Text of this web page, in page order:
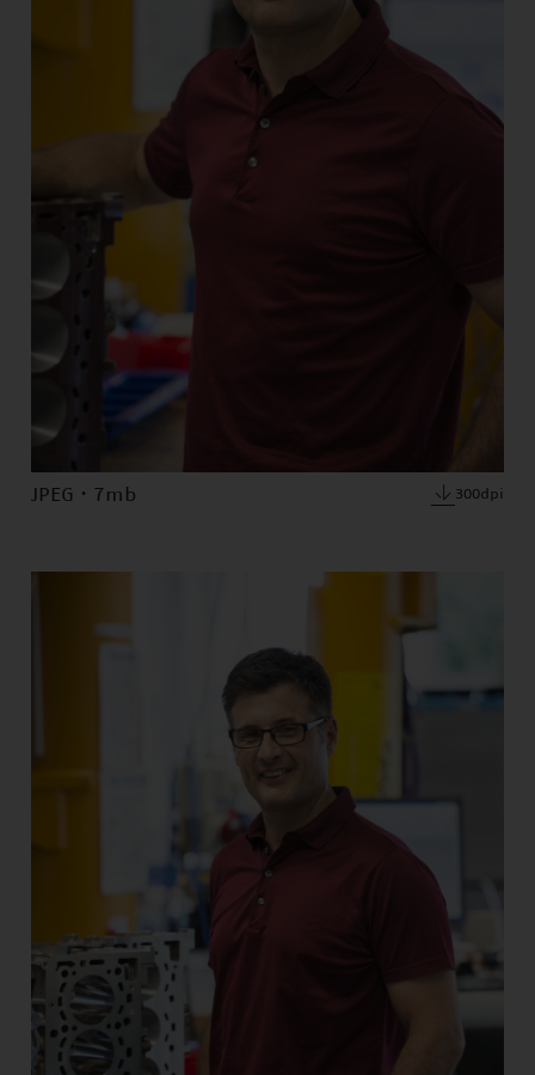
JPEG · 7mb 300dpi